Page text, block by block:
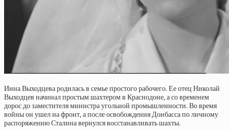
Инна Выходцева родилась в семье простого рабочего. Ее отец Николай
Выходцев начинал простым шахтером в Краснодоне, а со временем
дорос до заместителя министра угольной промышленности. Во время
войны он ушел на фронт, а после освобождения Донбасса по личному
распоряжению Сталина вернулся восстанавливать шахты.